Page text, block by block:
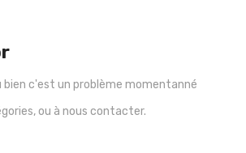
bien c'est un problème momentanné
ou à nous contacter.